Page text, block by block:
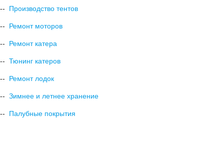
-- Производство тентов
-- Ремонт моторов
-- Ремонт катера
-- Тюнинг катеров
-- Ремонт лодок
-- Зимнее и летнее хранение
-- Палубные покрытия